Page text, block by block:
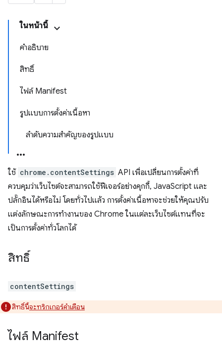
ในหน้านี้
คำอธิบาย
สิทธิ์
ไฟล์ Manifest
รูปแบบการตั้งค่าเนื้อหา
ลำดับความสำคัญของรูปแบบ
ใช้ chrome.contentSettings API เพื่อเปลี่ยนการตั้งค่าที่
ควบคุมว่าเว็บไซต์จะสามารถใช้ฟีเจอร์อย่างคุกกี้, JavaScript และ
ปลั๊กอินได้หรือไม่ โดยทั่วไปแล้ว การตั้งค่าเนื้อหาจะช่วยให้คุณปรับ
แต่งลักษณะการทำงานของ Chrome ในแต่ละเว็บไซต์แทนที่จะ
เป็นการตั้งค่าทั่วโลกได้
สิทธิ์
contentSettings
สิทธิ์นี้จะทริกเกอร์คำเตือน
ไฟล์ Manifest